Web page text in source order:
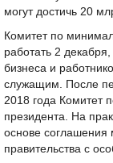
могут достичь 20
Комитет по
работать 2
бизнеса и
служащим. После
2018 года Комитет
президента. На
основе соглашения
правительства с